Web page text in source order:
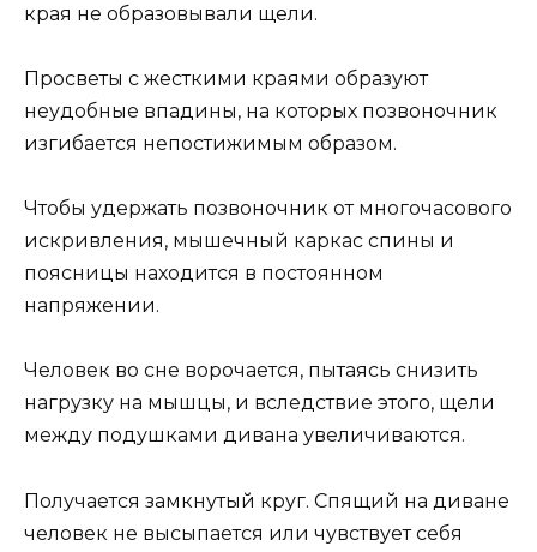
края не образовывали щели.
Просветы с жесткими краями образуют
неудобные впадины, на которых позвоночник
изгибается непостижимым образом.
Чтобы удержать позвоночник от многочасового
искривления, мышечный каркас спины и
поясницы находится в постоянном
напряжении.
Человек во сне ворочается, пытаясь снизить
нагрузку на мышцы, и вследствие этого, щели
между подушками дивана увеличиваются.
Получается замкнутый круг. Спящий на диване
человек не высыпается или чувствует себя